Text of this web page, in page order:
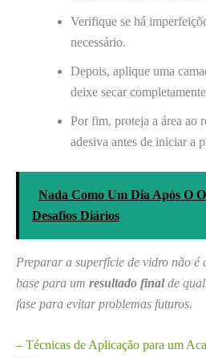
Verifique se há
necessário.
Depois, aplique uma
deixe secar
Por fim, proteja a área ao
adesiva antes de iniciar a
Nada Como Um Dia Após O
Desafios Diários
Preparar a superfície de vidro não é
base para um resultado finalde
fase para evitar problemas futuros.
– Técnicas de Aplicação para um